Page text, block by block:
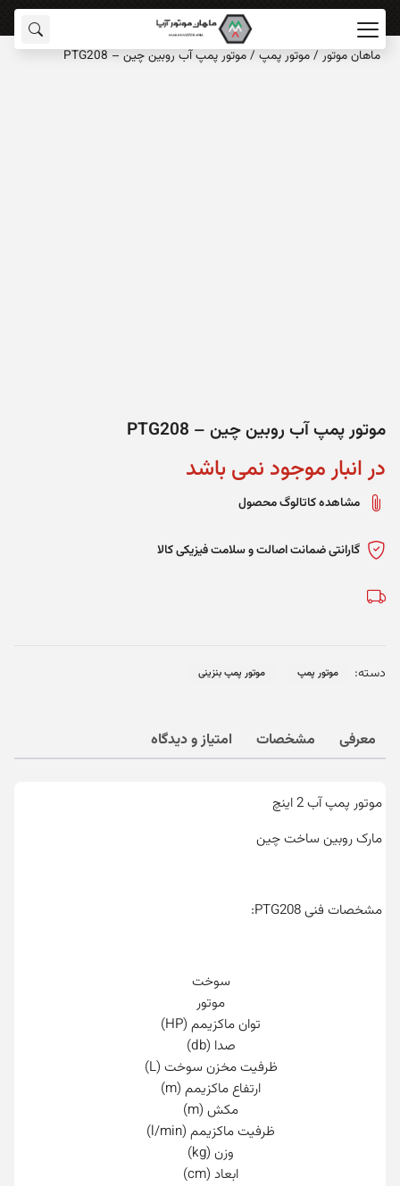
ماهان‌ موتور /موتور پمپ/موتور پمپ آب روبین چین – PTG208
موتور پمپ آب روبین چین – PTG208
در انبار موجود نمی باشد
مشاهده کاتالوگ محصول
گارانتی ضمانت اصالت و سلامت فیزیکی کالا
دسته: موتور پمپ موتور پمپ بنزینی
معرفی مشخصات امتیاز و دیدگاه
موتور پمپ آب 2 اینچ
مارک روبین ساخت چین
مشخصات فنی PTG208:
سوخت
موتور
توان ماکزیمم (HP)
صدا (db)
ظرفیت مخزن سوخت (L)
ارتفاع ماکزیمم (m)
مکش (m)
ظرفیت ماکزیمم (l/min)
وزن (kg)
ابعاد (cm)